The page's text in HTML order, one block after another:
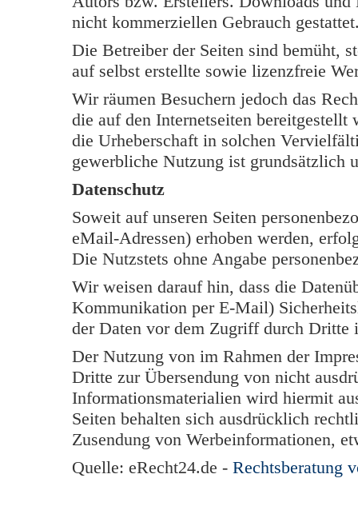
nicht kommerziellen Gebrauch
Die Betreiber der Seiten sind bemüht,
auf selbst erstellte sowie lizenzfreie
Wir räumen Besuchern jedoch das
die auf den Internetseiten
die Urheberschaft in solchen
gewerbliche Nutzung ist grundsätzlich
Datenschutz
Soweit auf unseren Seiten
eMail-Adressen) erhoben werden,
Die Nutzstets ohne Angabe
Wir weisen darauf hin, dass die
Kommunikation per E-Mail)
der Daten vor dem Zugriff durch Dritte
Der Nutzung von im Rahmen der
Dritte zur Übersendung von nicht
Informationsmaterialien wird hiermit
Seiten behalten sich ausdrücklich
Zusendung von Werbeinformationen,
Quelle: eRecht24.de - Rechtsberatung